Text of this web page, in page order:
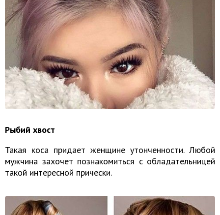
Рыбий хвост
Такая коса придает женщине утонченности. Любой
мужчина захочет познакомиться с обладательницей
такой интересной прически.